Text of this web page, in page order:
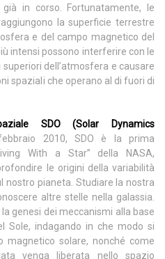
in corso. Fortunatamente, le
la superficie terrestre
e del campo magnetico del
intensi possono interferire con le
dell’atmosfera e causare
spaziali che operano al di fuori di
SDO (Solar Dynamics
2010, SDO è la prima
With a Star” della NASA,
le origini della variabilità
nostro pianeta. Studiare la nostra
altre stelle nella galassia.
genesi dei meccanismi alla base
Sole, indagando in che modo si
solare, nonché come
venga liberata nello spazio